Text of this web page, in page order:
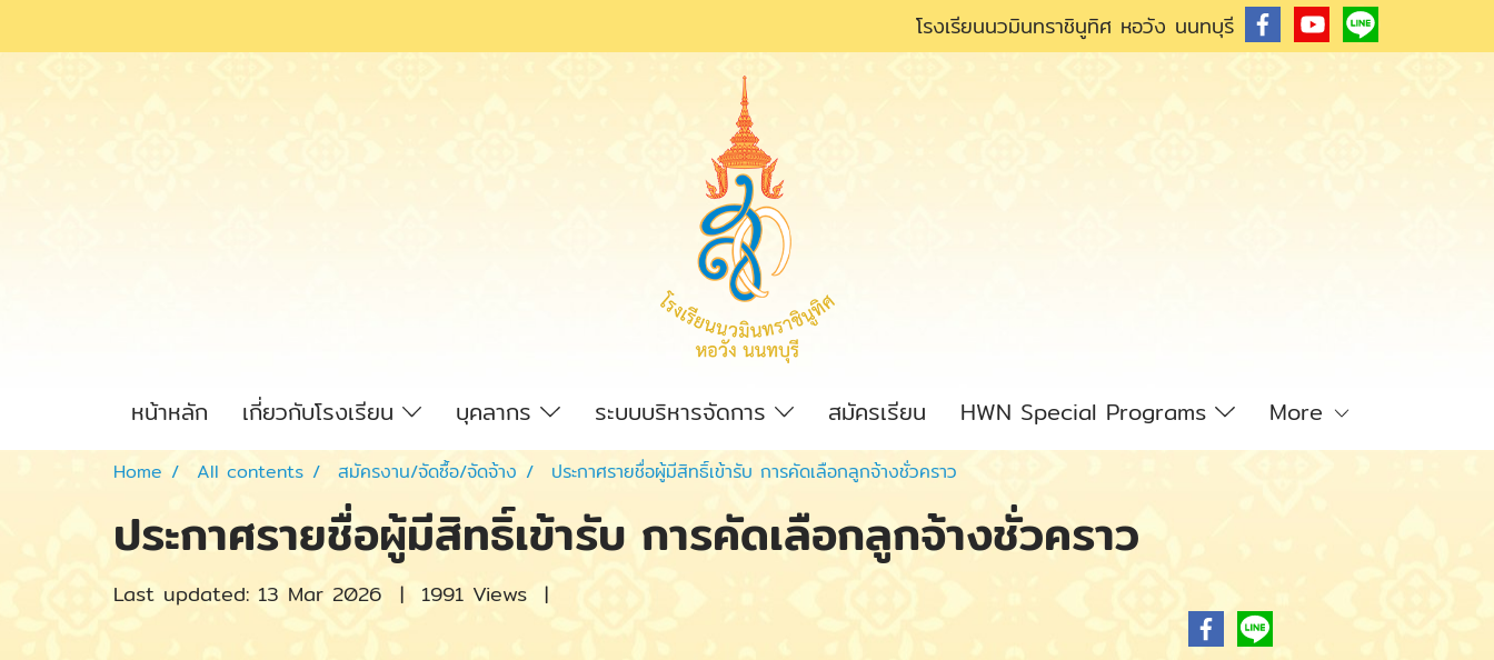
โรงเรียนนวมินทราชินูทิศ หอวัง นนทบุรี
หน้าหลัก เกี่ยวกับโรงเรียน บุคลากร ระบบบริหารจัดการ สมัครเรียน HWN Special Programs More
Home All contents สมัครงาน/จัดซื้อ/จัดจ้าง ประกาศรายชื่อผู้มีสิทธิ์เข้ารับ การคัดเลือกลูกจ้างชั่วคราว
ประกาศรายชื่อผู้มีสิทธิ์เข้ารับ การคัดเลือกลูกจ้างชั่วคราว
Last updated: 13 Mar 2026 | 1991 Views |